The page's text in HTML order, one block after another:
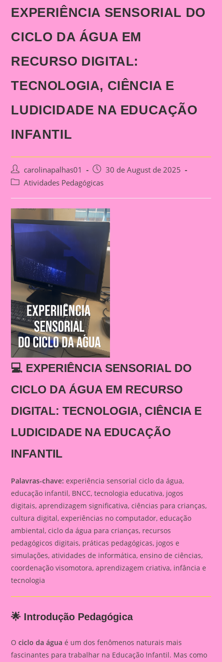
EXPERIÊNCIA SENSORIAL DO
CICLO DA ÁGUA EM
RECURSO DIGITAL:
TECNOLOGIA, CIÊNCIA E
LUDICIDADE NA EDUCAÇÃO
INFANTIL
Post
author:
carolinapalhas01
Post
published:
30 de August de 2025
PostAtividades Pedagógicas
💻 EXPERIÊNCIA SENSORIAL DO
CICLO DA ÁGUA EM RECURSO
DIGITAL: TECNOLOGIA, CIÊNCIA E
LUDICIDADE NA EDUCAÇÃO
INFANTIL
Palavras-chave: experiência sensorial ciclo da água,
educação infantil, BNCC, tecnologia educativa, jogos
digitais, aprendizagem significativa, ciências para crianças,
cultura digital, experiências no computador, educação
ambiental, ciclo da água para crianças, recursos
pedagógicos digitais, práticas pedagógicas, jogos e
simulações, atividades de informática, ensino de ciências,
coordenação visomotora, aprendizagem criativa, infância e
tecnologia
🌟 Introdução Pedagógica
Ociclo da água é um dos fenômenos naturais mais
fascinantes para trabalhar na Educação Infantil. Mas como